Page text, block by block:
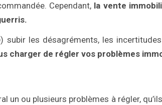
Cependant, la vente
les désagréments, les
charger de régler vos problèmes
un ou plusieurs problèmes à régler,